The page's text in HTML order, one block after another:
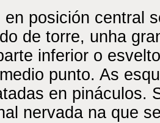
en posición central
de torre, unha
inferior o
punto. As
en pináculos.
nervada na que